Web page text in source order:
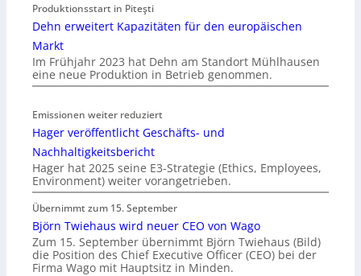
Produktionsstart in Piteşti
Dehn erweitert Kapazitäten für den europäischen
Markt
Im Frühjahr 2023 hat Dehn am Standort Mühlhausen
eine neue Produktion in Betrieb genommen.
Emissionen weiter reduziert
Hager veröffentlicht Geschäfts- und
Nachhaltigkeitsbericht
Hager hat 2025 seine E3-Strategie (Ethics, Employees,
Environment) weiter vorangetrieben.
Übernimmt zum 15. September
Björn Twiehaus wird neuer CEO von Wago
Zum 15. September übernimmt Björn Twiehaus (Bild)
die Position des Chief Executive Officer (CEO) bei der
Firma Wago mit Hauptsitz in Minden.